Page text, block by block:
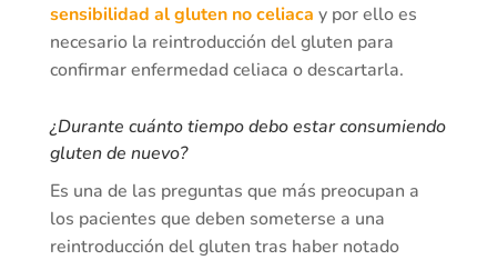
sensibilidad al gluten no celiaca y por ello es
necesario la reintroducción del gluten para
confirmar enfermedad celiaca o descartarla.
¿Durante cuánto tiempo debo estar consumiendo
gluten de nuevo?
Es una de las preguntas que más preocupan a
los pacientes que deben someterse a una
reintroducción del gluten tras haber notado